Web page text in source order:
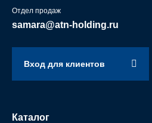
Отдел продаж
samara@atn-holding.ru
Вход для клиентов
Каталог